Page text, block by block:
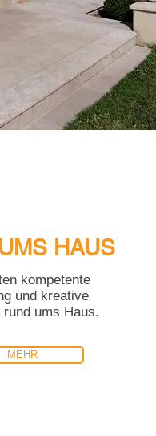
HAUS
kompetente
und kreative
rund ums Haus.
MEHR